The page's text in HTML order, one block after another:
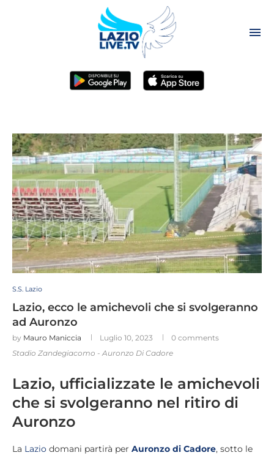
S.S. Lazio
Lazio, ecco le amichevoli che si svolgeranno
ad Auronzo
by Mauro Maniccia Luglio 10, 2023
0 comments
Stadio Zandegiacomo - Auronzo Di Cadore
Lazio, ufficializzate le amichevoli
che si svolgeranno nel ritiro di
Auronzo
La Lazio domani partirà per Auronzo di Cadore, sotto le